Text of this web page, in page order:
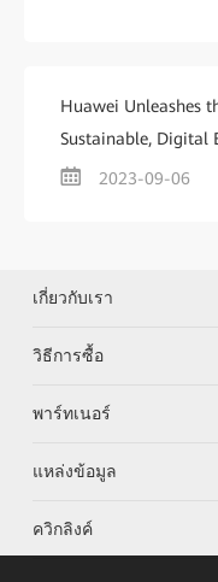
Huawei Unleashes
Sustainable, Digital
2023-09-06
เกี่ยวกับเรา
วิธีการซื้อ
พาร์ทเนอร์
แหล่งข้อมูล
ควิกลิงค์